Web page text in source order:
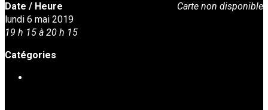
Carte non disponible
Date / Heure
lundi 6 mai 2019
19 h 15 à 20 h 15
Catégories